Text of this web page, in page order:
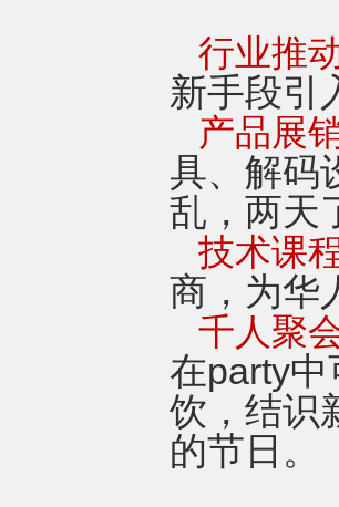
行业推
新手段引
产品展
具、解码
乱，两天
技术课
商，为华
千人聚
在party
饮，结识
的节日。